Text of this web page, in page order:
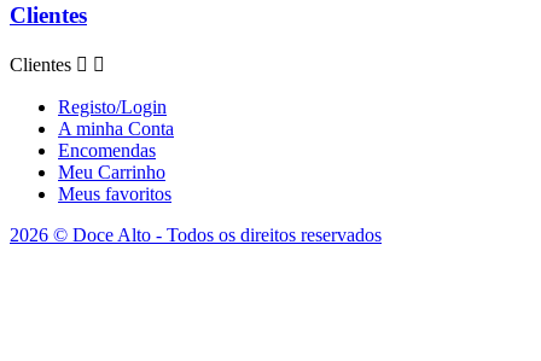
Clientes
Clientes  
Registo/Login
A minha Conta
Encomendas
Meu Carrinho
Meus favoritos
2026 © Doce Alto - Todos os direitos reservados